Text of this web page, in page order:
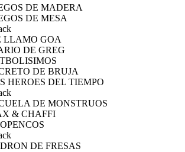
DE MADERA
DE MESA
LLAMO GOA
DE GREG
DE BRUJA
HEROES DEL TIEMPO
DE MONSTRUOS
& CHAFFI
DE FRESAS